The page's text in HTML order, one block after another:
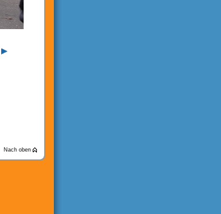
Nach oben